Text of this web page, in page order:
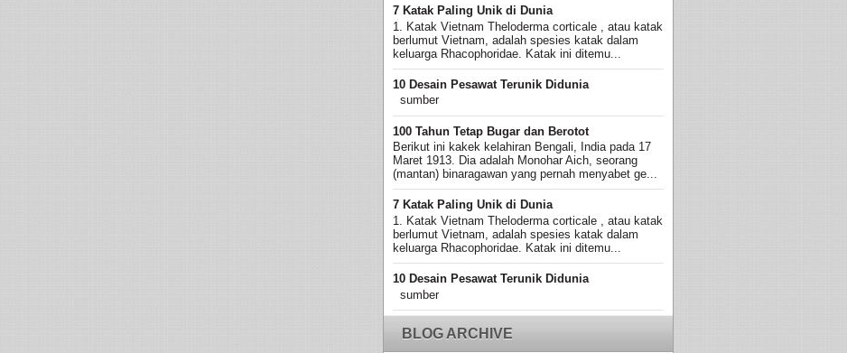
7 Katak Paling Unik di Dunia
1. Katak Vietnam Theloderma corticale , atau katak
berlumut Vietnam, adalah spesies katak dalam
keluarga Rhacophoridae. Katak ini ditemu...
10 Desain Pesawat Terunik Didunia
sumber
100 Tahun Tetap Bugar dan Berotot
Berikut ini kakek kelahiran Bengali, India pada 17
Maret 1913. Dia adalah Monohar Aich, seorang
(mantan) binaragawan yang pernah menyabet ge...
7 Katak Paling Unik di Dunia
1. Katak Vietnam Theloderma corticale , atau katak
berlumut Vietnam, adalah spesies katak dalam
keluarga Rhacophoridae. Katak ini ditemu...
10 Desain Pesawat Terunik Didunia
sumber
BLOG ARCHIVE